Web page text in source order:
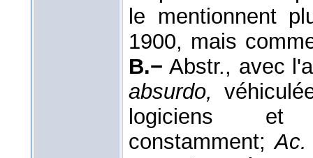
le mentionnent
1900, mais
B.− Abstr., avec
absurdo,
logiciens et
constamment;Ac.